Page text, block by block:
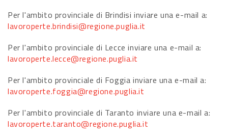
Per l'ambito provinciale di Brindisi inviare una e-mail a:
lavoroperte.brindisi@regione.puglia.it
Per l'ambito provinciale di Lecce inviare una e-mail a:
lavoroperte.lecce@regione.puglia.it
Per l'ambito provinciale di Foggia inviare una e-mail a:
lavoroperte.foggia@regione.puglia.it
Per l'ambito provinciale di Taranto inviare una e-mail a:
lavoroperte.taranto@regione.puglia.it